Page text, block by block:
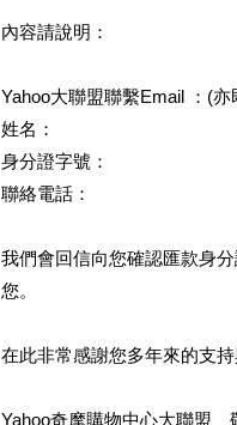
內容請說明：
Yahoo大聯盟聯繫Email ：(
姓名：
身分證字號：
聯絡電話：
我們會回信向您確認匯款身
您。
在此非常感謝您多年來的支
Yahoo奇摩購物中心大聯盟